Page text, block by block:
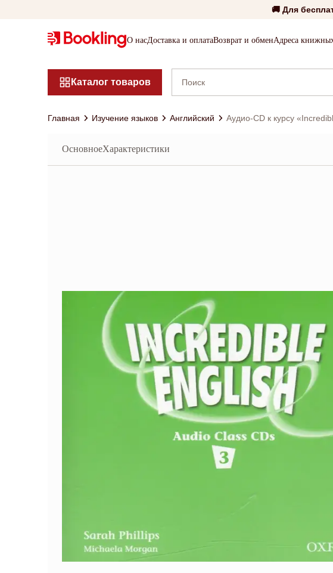
🚚 Для
О насДоставка и оплатаВозврат и обменАдреса
Каталог товаров
Главная Изучение языков Английский Аудио-CD к курсу
ОсновноеХарактеристики